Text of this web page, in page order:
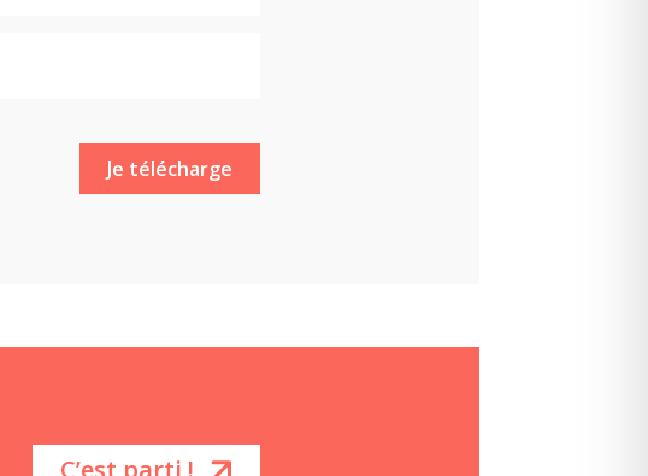
C’est parti !